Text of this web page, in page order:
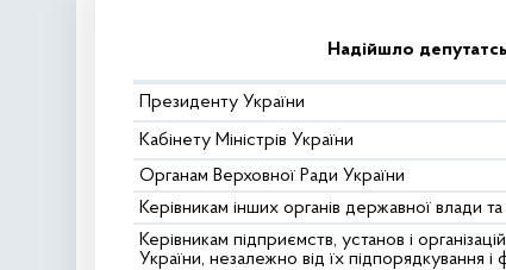
Надійшло
Президенту України
Кабінету Міністрів України
Органам Верховної Ради України
Керівникам інших органів державної влади
Керівникам підприємств, установ і
України, незалежно від їх підпорядкування і